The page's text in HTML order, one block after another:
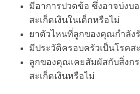
มีอาการปวดข้อ ซึ่งอาจบ่งบ
สะเก็ดเงินในเด็กหรือไม่
ยาตัวไหนที่ลูกของคุณกำลัง
มีประวัติครอบครัวเป็นโรคส
ลูกของคุณเคยสัมผัสกับสิ่งก
สะเก็ดเงินหรือไม่
S
e
a
c
h